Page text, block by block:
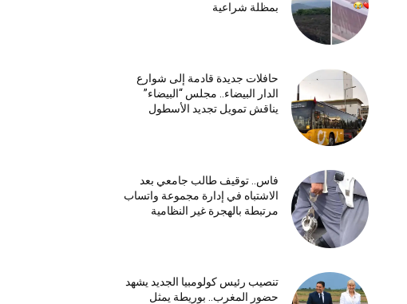
بمظلة شراعية
حافلات جديدة قادمة إلى شوارع
الدار البيضاء.. مجلس “البيضاء”
يناقش تمويل تجديد الأسطول
فاس.. توقيف طالب جامعي بعد
الاشتباه في إدارة مجموعة واتساب
مرتبطة بالهجرة غير النظامية
تنصيب رئيس كولومبيا الجديد يشهد
حضور المغرب.. بوريطة يمثل